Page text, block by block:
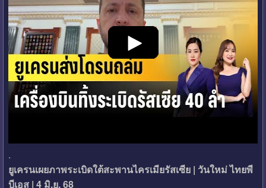
.
ยูเครนเผยภาพระเบิดใต้สะพานไครเมียรัสเซีย | วันใหม่ ไทยพี
บีเอส | 4 มิ.ย. 68